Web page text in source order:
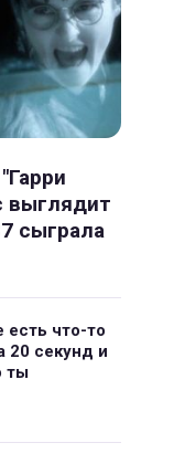
выглядит
сыграла
есть что-то
20 секунд и
ты